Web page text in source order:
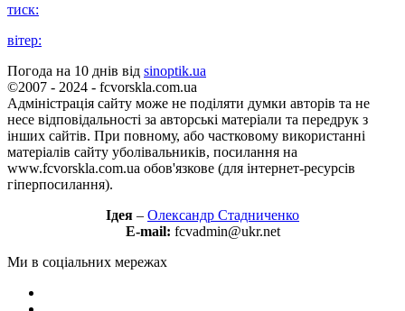
тиск:
вітер:
Погода на 10 днів від sinoptik.ua
©2007 - 2024 - fcvorskla.com.ua
Адміністрація сайту може не поділяти думки авторів та не
несе відповідальності за авторські матеріали та передрук з
інших сайтів. При повному, або частковому використанні
матеріалів сайту уболівальників, посилання на
www.fcvorskla.com.ua обов'язкове (для інтернет-ресурсів
гіперпосилання).
Ідея – Олександр Стадниченко
E-mail: fcvadmin@ukr.net
Ми в соціальних мережах